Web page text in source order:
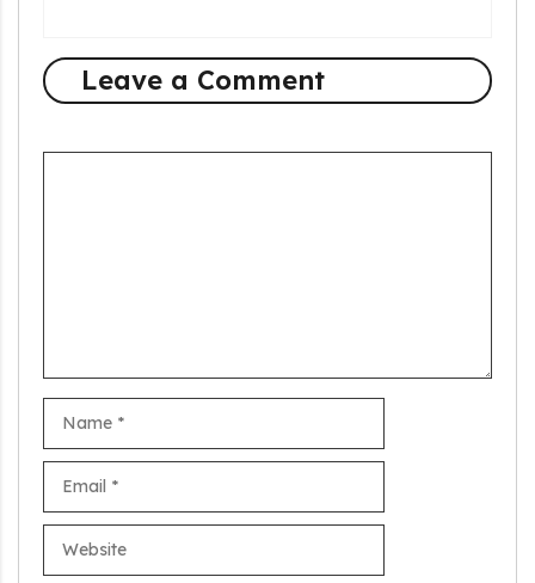
Leave a Comment
Stand Up India Scheme Apply Online: नया व्यवसाय शुरू करने
करोड़ का लोन